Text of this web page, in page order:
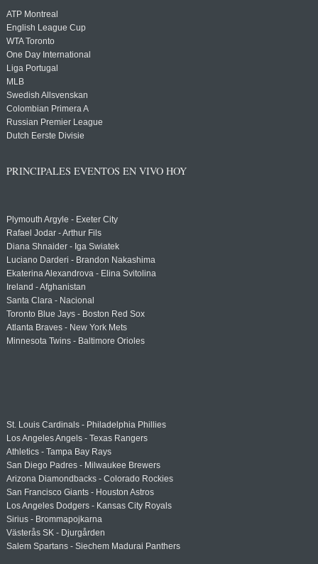
ATP Montreal
English League Cup
WTA Toronto
One Day International
Liga Portugal
MLB
Swedish Allsvenskan
Colombian Primera A
Russian Premier League
Dutch Eerste Divisie
PRINCIPALES EVENTOS EN VIVO HOY
Plymouth Argyle - Exeter City
Rafael Jodar - Arthur Fils
Diana Shnaider - Iga Swiatek
Luciano Darderi - Brandon Nakashima
Ekaterina Alexandrova - Elina Svitolina
Ireland - Afghanistan
Santa Clara - Nacional
Toronto Blue Jays - Boston Red Sox
Atlanta Braves - New York Mets
Minnesota Twins - Baltimore Orioles
St. Louis Cardinals - Philadelphia Phillies
Los Angeles Angels - Texas Rangers
Athletics - Tampa Bay Rays
San Diego Padres - Milwaukee Brewers
Arizona Diamondbacks - Colorado Rockies
San Francisco Giants - Houston Astros
Los Angeles Dodgers - Kansas City Royals
Sirius - Brommapojkarna
Västerås SK - Djurgården
Salem Spartans - Siechem Madurai Panthers